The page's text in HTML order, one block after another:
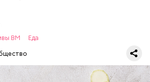
ВМ
Еда